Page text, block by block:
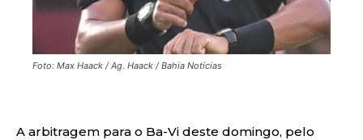
Foto: Max Haack / Ag. Haack / Bahia Notícias
A arbitragem para o Ba-Vi deste domingo, pelo